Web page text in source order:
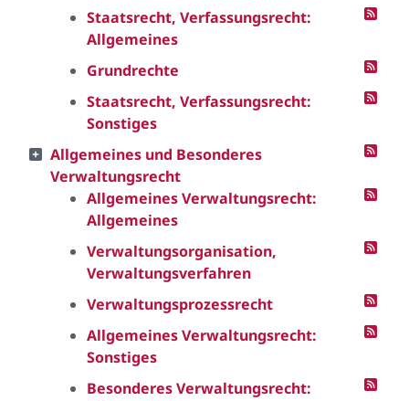
Staatsrecht, Verfassungsrecht:
Allgemeines
Grundrechte
Staatsrecht, Verfassungsrecht:
Sonstiges
Allgemeines und Besonderes
Verwaltungsrecht
Allgemeines Verwaltungsrecht:
Allgemeines
Verwaltungsorganisation,
Verwaltungsverfahren
Verwaltungsprozessrecht
Allgemeines Verwaltungsrecht:
Sonstiges
Besonderes Verwaltungsrecht: